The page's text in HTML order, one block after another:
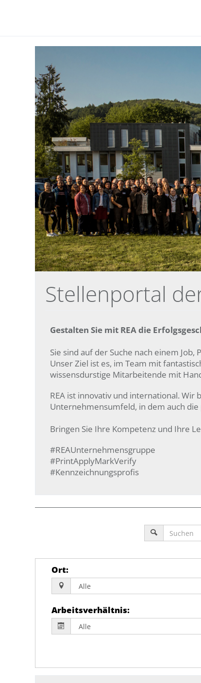
Stellenportal
Gestalten Sie mit REA die
Sie sind auf der Suche nach einem
Unser Ziel ist es, im Team mit
wissensdurstige Mitarbeitende mit
REA ist innovativ und international.
Unternehmensumfeld, in dem auch
Bringen Sie Ihre Kompetenz und Ihre
#REAUnternehmensgruppe
#PrintApplyMarkVerify
#Kennzeichnungsprofis
Ort:
Arbeitsverhältnis: